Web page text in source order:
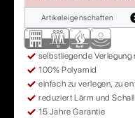
Artikeleigenschaften
selbstliegende Verlegung
100% Polyamid
einfach zu verlegen, zu
reduziert Lärm und Schall
15 Jahre Garantie